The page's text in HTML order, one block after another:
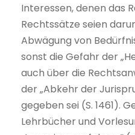
Interessen, denen das
Rechtssätze seien
Abwägung von
sonst die Gefahr der
auch über die
der „Abkehr der
gegeben sei (S. 1461).
Lehrbücher und